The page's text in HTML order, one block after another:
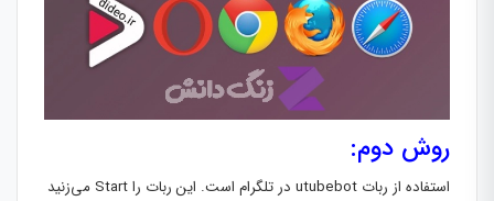
روش دوم:
استفاده از ربات utubebot در تلگرام است. این ربات را Start می‌زنید